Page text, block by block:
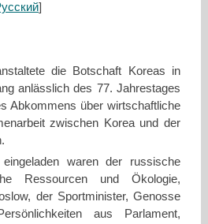
]
die Botschaft Koreas in
anlässlich des 77. Jahrestages
Abkommens über wirtschaftliche
zwischen Korea und der
waren der russische
Ressourcen und Ökologie,
der Sportminister, Genosse
aus Parlament,